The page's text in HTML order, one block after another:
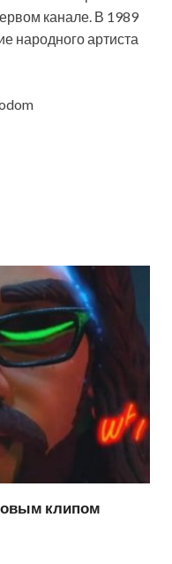
канале. В 1989
народного артиста
клипом